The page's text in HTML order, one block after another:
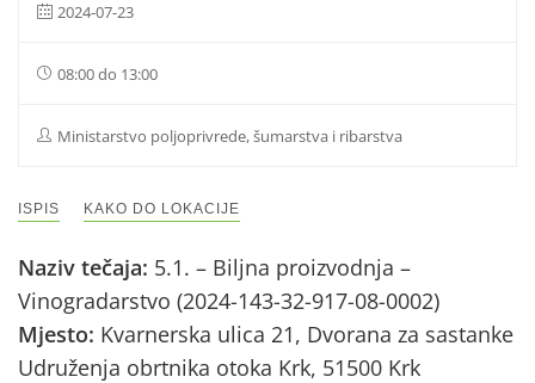
2024-07-23
08:00 do 13:00
Ministarstvo poljoprivrede, šumarstva i ribarstva
ISPIS KAKO DO LOKACIJE
Naziv tečaja: 5.1. – Biljna proizvodnja –
Vinogradarstvo (2024-143-32-917-08-0002)
Mjesto: Kvarnerska ulica 21, Dvorana za sastanke
Udruženja obrtnika otoka Krk, 51500 Krk